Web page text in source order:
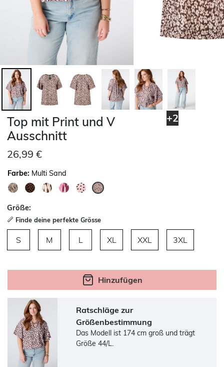
+2
Top mit Print und V
Ausschnitt
26,99 €
Farbe: Multi Sand
Größe:
Finde deine perfekte Grösse
S M L XL XXL 3XL
Hinzufügen
Ratschläge zur
Größenbestimmung
Das Modell ist 174 cm groß und trägt
Größe 44/L.